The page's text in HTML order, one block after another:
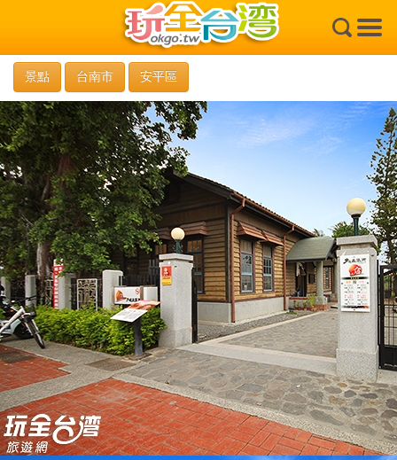
×
景點 台南市 安平區